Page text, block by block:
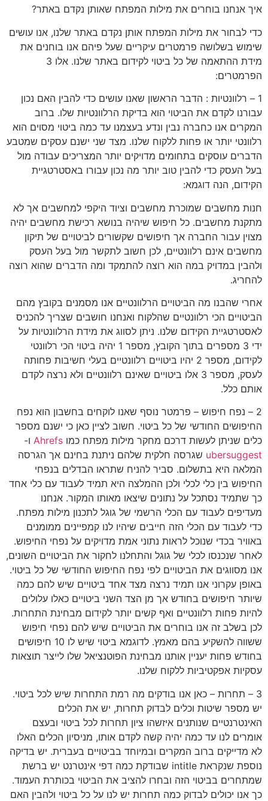
איך אנחנו בוחרים את מילות המפתח שאותן נקדם באתר?
כדי לבחור את מילות המפתח אותן נקדם באתר שלנו, אנו עושים
שימוש בשלושה פרמטרים עיקריים שעל פיהם אנו בוחנים את
מידת ההתאמה של כל ביטוי לקידום באתר שלנו. אלו 3
הפרמטרים:
1 – רלוונטיות : הדבר הראשון שאנו עושים כדי להבין האם נכון
עבורנו לקדם את הביטוי הוא בדיקת הרלוונטיות שלו. ברוב
המקרים אנו כחברה נבין ונדע בעצמנו עד כמה ביטוי מסוים הוא
רלוונטי יותר או פחות ללקוח שלנו. מצד שני ישנם עסקים שמטבע
הדברים עוסקים בתחומים מדויקים יותר המצריכים עבודה מול
בעל העסק כדי להבין טוב יותר מה נכון עבורו באסטרטגיית
הקידום, הנה דוגמא:
חנות מחשבים שמוכרת מחשבים וציוד היקפי למחשבים אך לא
מתקנת מחשבים. כל חיפוש שיהיה בנושא רכישת מחשבים יהיה
מצוין עבור החברה אך חיפושים שקשורים לביטויים של תיקון
מחשבים אינם רלוונטיים, לכן חשוב לתקשר מול בעל העסק
ולהבין במדויק במה הוא רוצה להתמקד ומה הדברים שהוא רוצה
להחריג.
אחרי שהבנו מה הביטויים הרלוונטיים אנו מסמנים בקובץ מהם
הביטויים הכי רלוונטיים שהלקוח ואנחנו חושבים שצריך להכניס
לאסטרטגיית הקידום שלנו. ניתן לסווג את מידת הרלוונטיות על
ידי 3 מספרים בתוך הקובץ, מספר 1 יהיה ביטוי הכי רלוונטי
לקידום, מספר 2 יהיו ביטויים רלוונטיים בעלי חשיבות פחותה
לעסק, מספר 3 אלו ביטויים שאינם רלוונטיים ולא נרצה לקדם
אותם כלל.
2 – נפח חיפוש – פרמטר נוסף שאנו לוקחים בחשבון הוא נפח
החיפושים החודשי של כל ביטוי. חשוב לציין כאן כי ישנם מספר
כלים שניתן לעשות דרכם מחקר מילות מפתח כמו Ahrefs ו-
ubersuggest שגרסה חלקית שלהם ניתנת בחינם אך הגרסה
המלאה היא בתשלום. סביר להניח שתראו הבדלים בנפחי
החיפוש בין כלי לכלי ולכן ההמלצה היא תמיד לעבוד עם כלי אחד
כך שתמיד נסתכל על נתונים שיצאו מאותו המקור. אנחנו
מעדיפים לעבוד עם הכלי הרשמי של גוגל לתכנון מילות מפתח.
כדי לעבוד עם הכלי הזה חייבים שיהיו לנו קמפיינים ממומנים
באוויר בכדי שנוכל לראות נתוני אמת מדויקים על נפחי החיפוש.
לאחר שנכנסו לכלי של גוגל והתחלנו לחקור את הביטויים השונים,
אנו מסווגים את הביטויים לפי נפח החיפוש החודשי של כל ביטוי.
באופן עקרוני אנו תמיד נרצה מצד אחד ביטויים שיש להם כמה
שיותר חיפושים בחודש אך מן הצד השני ביטויים כאלו עלולים
להיות פחות רלוונטיים ואף קשים יותר לקידום מבחינת התחרות.
לכן בשלב זה אנו בוחרים את הביטויים שיש להם נפחי חיפוש
ששווה להשקיע בהם מאמץ. לדוגמא ביטוי שיש לו 10 חיפושים
בחודש פחות יעניין אותנו מבחינת הפוטנציאל שלו לייצר תוצאות
עסקיות אפקטיביות ללקוח שלנו.
3 – תחרות – כאן אנו בודקים מה רמת התחרות שיש לכל ביטוי.
יש מספר שיטות וכלים לבדוק תחרות, יש את הכלים
האינטרנטיים שנותנים איזשהו ציון תחרות לכל ביטוי ובעצם
אומרים לנו עד כמה יהיה קשה לקדם אותו, מניסיון הכלים האלו
לא מדייקים ברוב המקרים ובמיוחד בביטויים בעברית. יש בדיקה
נוספת שנקראת intitle שבודקת כמה דפי אינטרנט יש ברשת
שמתחרים בביטוי הזה ובחרו להציב את הביטוי בכותרת העמוד.
כך אנו יכולים לבדוק כמה תחרות יש לנו על כל ביטוי ולהבין האם